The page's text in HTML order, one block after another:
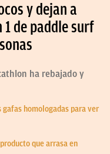
y dejan a
1 de paddle surf
ha rebajado y
gafas homologadas para ver
que arrasa en